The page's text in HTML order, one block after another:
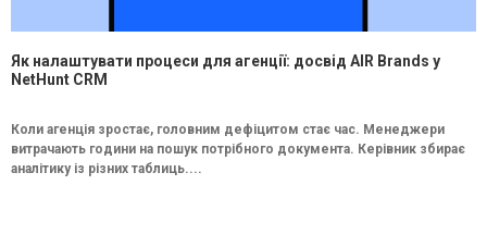
Як налаштувати процеси для агенції: досвід AIR Brands у
NetHunt CRM
Коли агенція зростає, головним дефіцитом стає час. Менеджери
витрачають години на пошук потрібного документа. Керівник збирає
аналітику із різних таблиць....